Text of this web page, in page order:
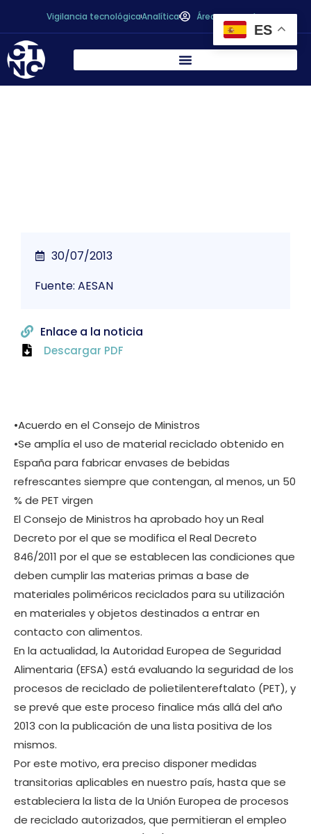
Vigilancia tecnológicaAnalítica Área personal
•Acuerdo en el Consejo de Ministros
•Se amplía el uso de material reciclado obtenido en
España para fabricar envases de bebidas
refrescantes siempre que contengan, al menos, un 50
% de PET virgen
El Consejo de Ministros ha aprobado hoy un Real
Decreto por el que se modifica el Real Decreto
846/2011 por el que se establecen las condiciones que
deben cumplir las materias primas a base de
materiales poliméricos reciclados para su utilización
en materiales y objetos destinados a entrar en
contacto con alimentos.
En la actualidad, la Autoridad Europea de Seguridad
Alimentaria (EFSA) está evaluando la seguridad de los
procesos de reciclado de polietilentereftalato (PET), y
se prevé que este proceso finalice más allá del año
2013 con la publicación de una lista positiva de los
mismos.
Por este motivo, era preciso disponer medidas
transitorias aplicables en nuestro país, hasta que se
estableciera la lista de la Unión Europea de procesos
de reciclado autorizados, que permitieran el empleo
30/07/2013
Fuente: AESAN
Enlace a la noticia
Descargar PDF
ES